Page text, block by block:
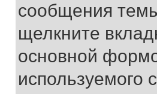
сообщения
щелкните
основной
используемого